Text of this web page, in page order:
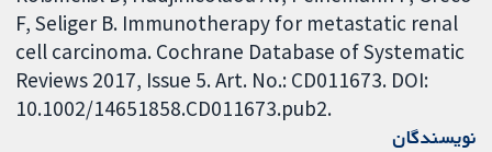
F, Seliger B. Immunotherapy for metastatic renal
cell carcinoma. Cochrane Database of Systematic
Reviews 2017, Issue 5. Art. No.: CD011673. DOI:
10.1002/14651858.CD011673.pub2.
نویسندگان